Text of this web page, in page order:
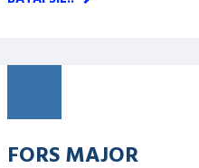
FORS MAJOR